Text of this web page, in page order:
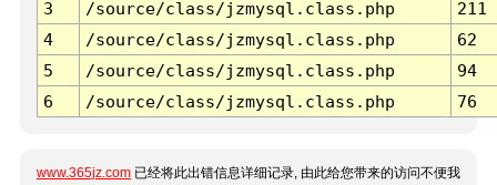
3 /source/class/jzmysql.class.php
211
4
/source/class/jzmysql.class.php
62
5
/source/class/jzmysql.class.php
94
6
/source/class/jzmysql.class.php 76
www.365jz.com 已经将此出错信息详细记录, 由此给您带来的访问不便我